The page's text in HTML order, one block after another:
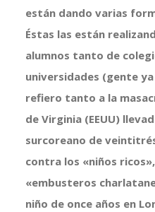
están dando varias
Éstas las están
alumnos tanto de
universidades (gente
refiero tanto a la
de Virginia (EEUU)
surcoreano de
contra los «niños
«embusteros
niño de once años en